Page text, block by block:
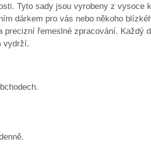
Tyto sady jsou vyrobeny z vysoce
dárkem pro vás nebo někoho
řemeslné zpracování. Každý
vydrží.